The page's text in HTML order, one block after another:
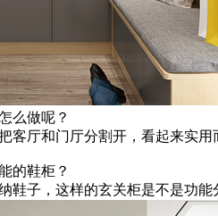
么做呢？
客厅和门厅分割开，看起来实用
的鞋柜？
鞋子，这样的玄关柜是不是功